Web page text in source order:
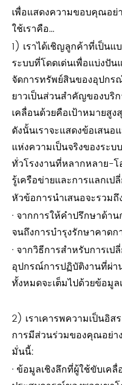
เพื่อแสดงความขอบคุณอย่
ใช้เราคือ...
1) เราได้เชิญลูกค้าที่เป็น
ระบบที่โดดเด่นเพื่อแบ่งปั
จัดการทรัพย์สินของอุปกร
ยาวเป็นส่วนสำคัญของบริ
เคลื่อนด้วยคือเป้าหมายสูง
ดังนั้นเราจะแสดงข้อเสน
แห่งความเป็นจริงของระ
ทั่วโรงงานที่หลากหลาย-โ
รู้เครือข่ายและการแลกเป
หัวข้อการนำเสนอจะรวมถึ
· จากการให้คำปรึกษาด้า
จนถึงการบำรุงรักษาคาด
· จากวิธีการสำหรับการเ
อุปกรณ์การปฏิบัติงานที่ผ่
ทั้งหมดจะเต็มไปด้วยข้อมู
2) เราเคารพความเป็นอิ
การมีส่วนร่วมของคุณอย่า
มั่นนี้:
· ข้อมูลเชิงลึกที่ผู้ใช้ขับเค